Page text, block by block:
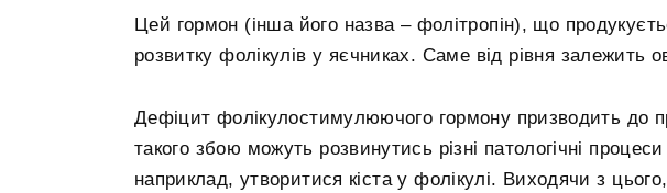
Цей гормон (інша його назва – фолітропін), що
розвитку фолікулів у яєчниках. Саме від рівня залежить
Дефіцит фолікулостимулюючого гормону призводить до
такого збою можуть розвинутись різні патологічні
наприклад, утворитися кіста у фолікулі. Виходячи з